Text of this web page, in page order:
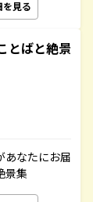
を見る
とばと絶景
あなたにお届
景集